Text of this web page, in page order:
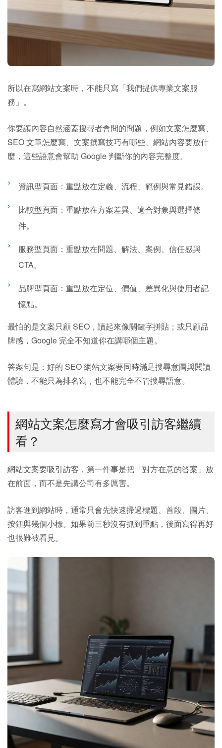
所以在寫網站文案時，不能只寫「我們提供專業文案服
務」。
你要讓內容自然涵蓋搜尋者會問的問題，例如文案怎麼寫、
SEO 文章怎麼寫、文案撰寫技巧有哪些、網站內容要放什
麼，這些語意會幫助 Google 判斷你的內容完整度。
資訊型頁面：重點放在定義、流程、範例與常見錯誤。
比較型頁面：重點放在方案差異、適合對象與選擇條
件。
服務型頁面：重點放在問題、解法、案例、信任感與
CTA。
品牌型頁面：重點放在定位、價值、差異化與使用者記
憶點。
最怕的是文案只顧 SEO，讀起來像關鍵字拼貼；或只顧品
牌感，Google 完全不知道你在講哪個主題。
答案句是：好的 SEO 網站文案要同時滿足搜尋意圖與閱讀
體驗，不能只為排名寫，也不能完全不管搜尋語意。
網站文案怎麼寫才會吸引訪客繼續
看？
網站文案要吸引訪客，第一件事是把「對方在意的答案」放
在前面，而不是先講公司有多厲害。
訪客進到網站時，通常只會先快速掃過標題、首段、圖片、
按鈕與幾個小標。如果前三秒沒有抓到重點，後面寫得再好
也很難被看見。